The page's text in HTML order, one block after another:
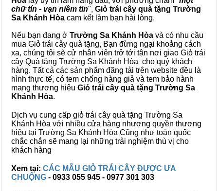
chữ tín - vạn niềm tin", Giỏ trái cây quà tặng Trường
Sa Khánh Hòa cam kết làm bạn hài lòng.
Nếu bạn đang ở Trường Sa Khánh Hòa và có nhu cầu
mua Giỏ trái cây quà tặng, Bạn đừng ngại khoảng cách
xa, chúng tôi sẽ cử nhân viên trở tới tận nơi giao Giỏ trái
cây Quà tặng Trường Sa Khánh Hòa cho quý khách
hàng. Tất cả các sản phẩm đăng tải trên website đều là
hình thực tế, có tem chống hàng giả và tem bảo hành
mang thương hiệu Giỏ trái cây quà tặng Trường Sa
Khánh Hòa.
Dịch vụ cung cấp giỏ trái cây quà tặng Trường Sa
Khánh Hòa với nhiều cửa hàng nhượng quyền thương
hiệu tại Trường Sa Khánh Hòa Cũng như toàn quốc
chắc chắn sẽ mang lại những trải nghiệm thù vị cho
khách hàng
Xem tại: CÁC MẪU GIỎ TRÁI CÂY ĐƯỢC ƯA
CHUỘNG - 0933 055 945 - 0977 301 303